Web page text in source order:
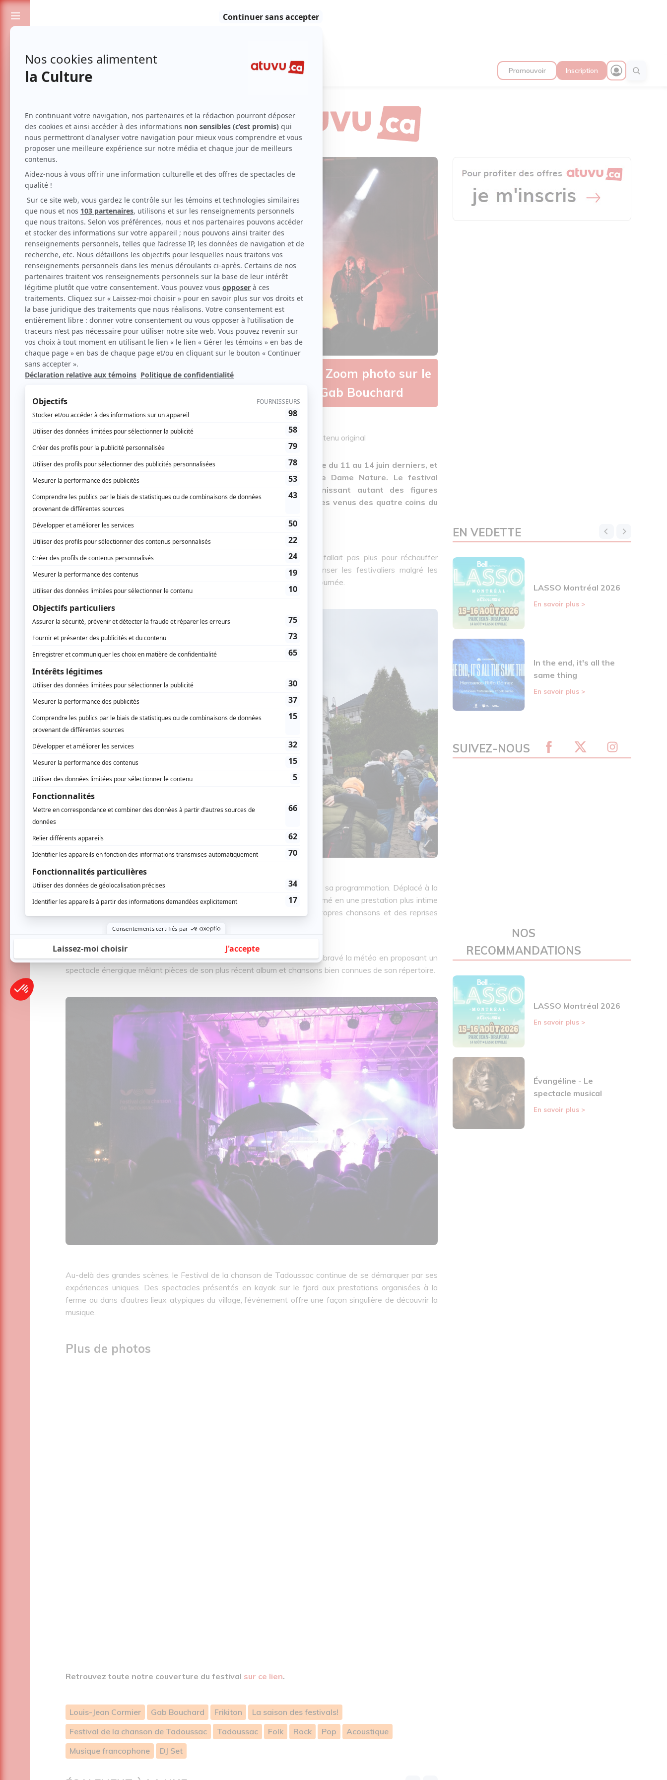
Passionnés de spectacles et de culture Promouvoir Inscription
Festival de la Chanson de Tadoussac 2026 | Zoom photo sur le
jour 3 avec Frikiton, Louis-Jean Cormier et Gab Bouchard
Zoom photo Festival
Musique
Maude Langlois | 17 juin 2026 | Photo : @mauditephotographe | Contenu original
La 42e édition du Festival de la chanson de Tadoussac s’est tenue du 11 au 14 juin derniers, et
les festivaliers ont répondu présents malgré les caprices de Dame Nature. Le festival
proposait plus de 60 spectacles répartis sur 4 jours, réunissant autant des figures
incontournables de la scène musicale québécoise que des artistes venus des quatre coins du
Un autobus transformé en DJ set directement sur la plage ? Il n’en fallait pas plus pour réchauffer
l’atmosphère. Avec leur concept festif et déjanté, Frikiton a fait danser les festivaliers malgré les
températures fraîches, offrant l’un des moments les plus originaux de la journée.
La pluie n’a pas freiné l’organisation du festival, qui a rapidement adapté sa programmation. Déplacé à la
scène Saint-Pancrace, le spectacle de Louis-Jean Cormier s’est transformé en une prestation plus intime
et acoustique, où l’auteur-compositeur-interprète a alterné entre ses propres chansons et des reprises
d’œuvres marquantes.
Pendant ce temps, Gab Bouchard réchauffait les courageux qui avaient bravé la météo en proposant un
spectacle énergique mêlant pièces de son plus récent album et chansons bien connues de son répertoire.
Au-delà des grandes scènes, le Festival de la chanson de Tadoussac continue de se démarquer par ses
expériences uniques. Des spectacles présentés en kayak sur le fjord aux prestations organisées à la
ferme ou dans d’autres lieux atypiques du village, l’événement offre une façon singulière de découvrir la
musique.
Plus de photos
Retrouvez toute notre couverture du festival sur ce lien.
Louis-Jean Cormier Gab Bouchard Frikiton
La saison des festivals!
Festival de la chanson de Tadoussac
Tadoussac Folk Rock Pop
Acoustique
Musique francophone
DJ Set
EN VEDETTE
LASSO Montréal 2026
En savoir plus >
In the end, it's all the
same thing
En savoir plus >
SUIVEZ-NOUS
NOS
RECOMMANDATIONS
LASSO Montréal 2026
En savoir plus >
Évangéline - Le
spectacle musical
En savoir plus >